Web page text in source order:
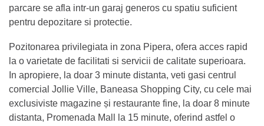
parcare se afla intr-un garaj generos cu spatiu suficient
pentru depozitare si protectie.
Pozitonarea privilegiata in zona Pipera, ofera acces rapid
la o varietate de facilitati si servicii de calitate superioara.
In apropiere, la doar 3 minute distanta, veti gasi centrul
comercial Jollie Ville, Baneasa Shopping City, cu cele mai
exclusiviste magazine și restaurante fine, la doar 8 minute
distanta, Promenada Mall la 15 minute, oferind astfel o